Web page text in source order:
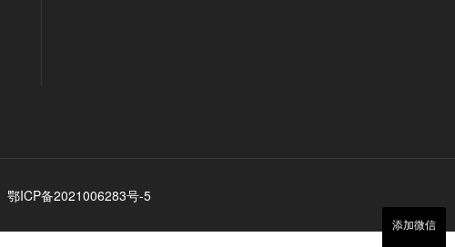
鄂ICP备2021006283号-5
添加微信